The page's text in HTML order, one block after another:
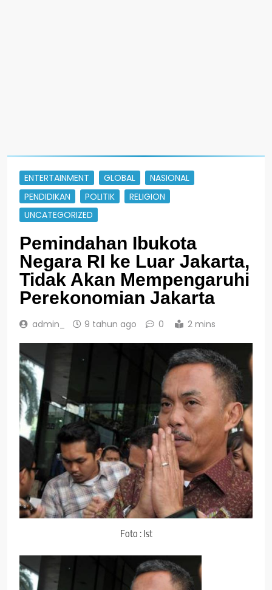
ENTERTAINMENT GLOBAL
NASIONAL
PENDIDIKAN
POLITIK
RELIGION
UNCATEGORIZED
Pemindahan Ibukota
Negara RI ke Luar Jakarta,
Tidak Akan Mempengaruhi
Perekonomian Jakarta
admin_ 9 tahun ago 0 2 mins
Foto : Ist